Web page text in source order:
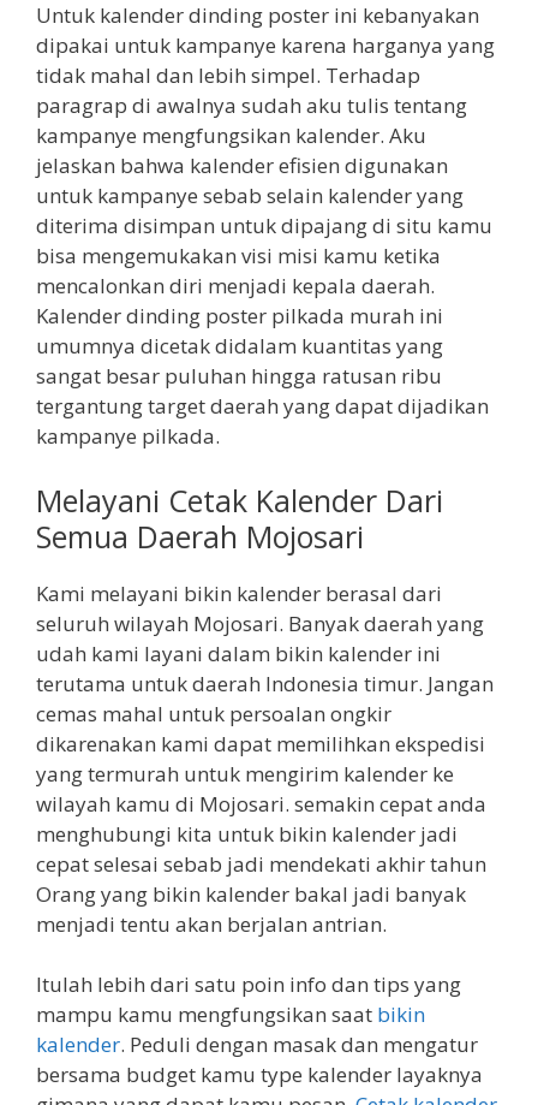
Untuk kalender dinding poster ini kebanyakan
dipakai untuk kampanye karena harganya yang
tidak mahal dan lebih simpel. Terhadap
paragrap di awalnya sudah aku tulis tentang
kampanye mengfungsikan kalender. Aku
jelaskan bahwa kalender efisien digunakan
untuk kampanye sebab selain kalender yang
diterima disimpan untuk dipajang di situ kamu
bisa mengemukakan visi misi kamu ketika
mencalonkan diri menjadi kepala daerah.
Kalender dinding poster pilkada murah ini
umumnya dicetak didalam kuantitas yang
sangat besar puluhan hingga ratusan ribu
tergantung target daerah yang dapat dijadikan
kampanye pilkada.
Melayani Cetak Kalender Dari
Semua Daerah Mojosari
Kami melayani bikin kalender berasal dari
seluruh wilayah Mojosari. Banyak daerah yang
udah kami layani dalam bikin kalender ini
terutama untuk daerah Indonesia timur. Jangan
cemas mahal untuk persoalan ongkir
dikarenakan kami dapat memilihkan ekspedisi
yang termurah untuk mengirim kalender ke
wilayah kamu di Mojosari. semakin cepat anda
menghubungi kita untuk bikin kalender jadi
cepat selesai sebab jadi mendekati akhir tahun
Orang yang bikin kalender bakal jadi banyak
menjadi tentu akan berjalan antrian.
Itulah lebih dari satu poin info dan tips yang
mampu kamu mengfungsikan saat bikin
kalender. Peduli dengan masak dan mengatur
bersama budget kamu type kalender layaknya